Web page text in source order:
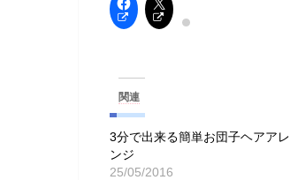
関連
3分で出来る簡単お団子ヘアアレ
ンジ
25/05/2016